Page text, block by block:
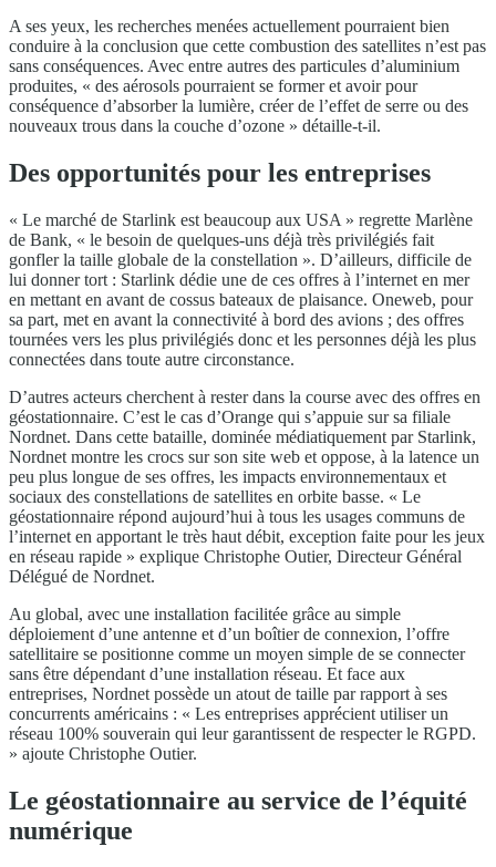
A ses yeux, les recherches menées actuellement pourraient bien
conduire à la conclusion que cette combustion des satellites n’est pas
sans conséquences. Avec entre autres des particules d’aluminium
produites, « des aérosols pourraient se former et avoir pour
conséquence d’absorber la lumière, créer de l’effet de serre ou des
nouveaux trous dans la couche d’ozone » détaille-t-il.
Des opportunités pour les entreprises
« Le marché de Starlink est beaucoup aux USA » regrette Marlène
de Bank, « le besoin de quelques-uns déjà très privilégiés fait
gonfler la taille globale de la constellation ». D’ailleurs, difficile de
lui donner tort : Starlink dédie une de ces offres à l’internet en mer
en mettant en avant de cossus bateaux de plaisance. Oneweb, pour
sa part, met en avant la connectivité à bord des avions ; des offres
tournées vers les plus privilégiés donc et les personnes déjà les plus
connectées dans toute autre circonstance.
D’autres acteurs cherchent à rester dans la course avec des offres en
géostationnaire. C’est le cas d’Orange qui s’appuie sur sa filiale
Nordnet. Dans cette bataille, dominée médiatiquement par Starlink,
Nordnet montre les crocs sur son site web et oppose, à la latence un
peu plus longue de ses offres, les impacts environnementaux et
sociaux des constellations de satellites en orbite basse. « Le
géostationnaire répond aujourd’hui à tous les usages communs de
l’internet en apportant le très haut débit, exception faite pour les jeux
en réseau rapide » explique Christophe Outier, Directeur Général
Délégué de Nordnet.
Au global, avec une installation facilitée grâce au simple
déploiement d’une antenne et d’un boîtier de connexion, l’offre
satellitaire se positionne comme un moyen simple de se connecter
sans être dépendant d’une installation réseau. Et face aux
entreprises, Nordnet possède un atout de taille par rapport à ses
concurrents américains : « Les entreprises apprécient utiliser un
réseau 100% souverain qui leur garantissent de respecter le RGPD.
» ajoute Christophe Outier.
Le géostationnaire au service de l’équité
numérique